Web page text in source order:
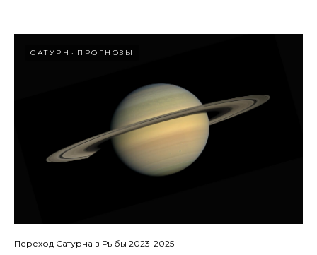
САТУРН ПРОГНОЗЫ
Переход Сатурна в Рыбы 2023-2025